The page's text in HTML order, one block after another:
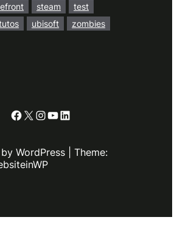
steam
test
ubisoft zombies
Facebook
X Instagram
YouTube
LinkedIn
WordPress | Theme: